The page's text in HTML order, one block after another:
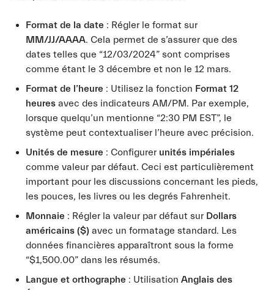
Format de la date : Régler le format sur
MM/JJ/AAAA. Cela permet de s’assurer que des
dates telles que “12/03/2024” sont comprises
comme étant le 3 décembre et non le 12 mars.
Format de l’heure : Utilisez la fonction Format 12
heures avec des indicateurs AM/PM. Par exemple,
lorsque quelqu’un mentionne “2:30 PM EST”, le
système peut contextualiser l’heure avec précision.
Unités de mesure : Configurer unités impériales
comme valeur par défaut. Ceci est particulièrement
important pour les discussions concernant les pieds,
les pouces, les livres ou les degrés Fahrenheit.
Monnaie : Régler la valeur par défaut sur Dollars
américains ($) avec un formatage standard. Les
données financières apparaîtront sous la forme
“$1,500.00” dans les résumés.
Langue et orthographe : UtilisationAnglais des